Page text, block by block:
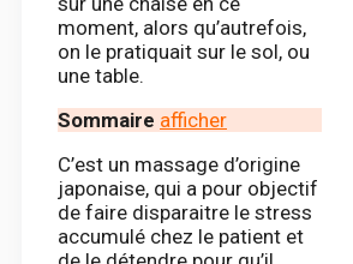
moment, alors qu’autrefois,
on le pratiquait sur le sol, ou
une table.
Sommaire afficher
C’est un massage d’origine
japonaise, qui a pour objectif
de faire disparaitre le stress
accumulé chez le patient et